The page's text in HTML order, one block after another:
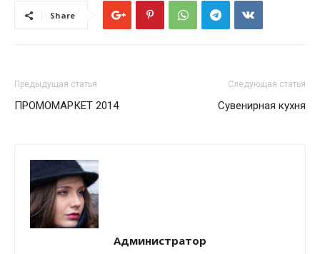
Share
Предыдущая статья
ПРОМОМАРКЕТ 2014
Следующая статья
Сувенирная кухня
Администратор